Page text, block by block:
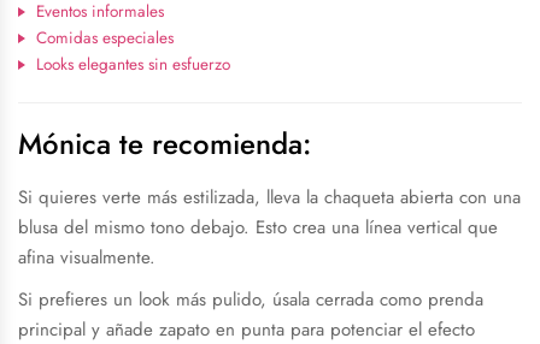
Eventos informales
Comidas especiales
Looks elegantes sin esfuerzo
Mónica te recomienda:
Si quieres verte más estilizada, lleva la chaqueta abierta con una
blusa del mismo tono debajo. Esto crea una línea vertical que
afina visualmente.
Si prefieres un look más pulido, úsala cerrada como prenda
principal y añade zapato en punta para potenciar el efecto